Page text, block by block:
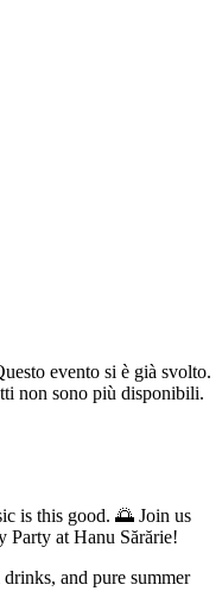
evento si è già svolto.
non sono più disponibili.
is this good. 🌅 Join us
Party at Hanu Sărărie!
and pure summer